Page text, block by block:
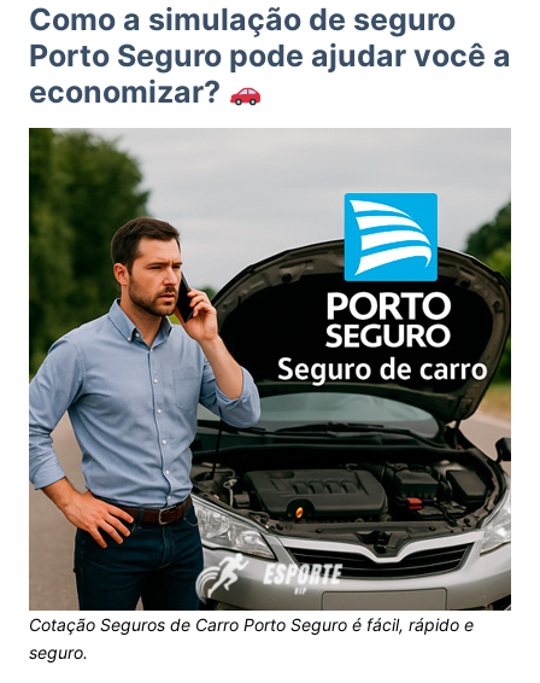
Como a simulação de seguro
Porto Seguro pode ajudar você a
economizar?
Cotação Seguros de Carro Porto Seguro é fácil, rápido e
seguro.